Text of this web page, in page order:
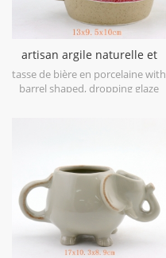
artisan argile naturelle et
terre cuite tonneau en
céramique tasse glaçure
tasse de bière en porcelaine with
barrel shaped, dropping glaze